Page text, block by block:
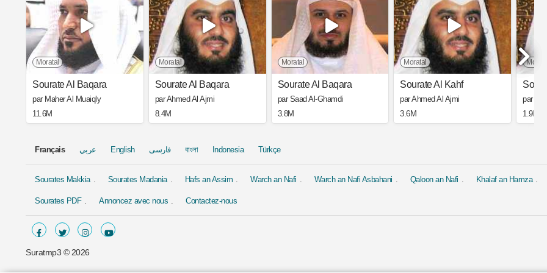
Moratal
Sourate Al Baqara
par Maher Al Muaiqly
11.6M
Moratal
Sourate Al Baqara
par Ahmed Al Ajmi
8.4M
Moratal
Sourate Al Baqara
par Saad Al-Ghamdi
3.8M
Moratal
Sourate Al Kahf
par Ahmed Al Ajmi
3.6M
Moratal
par
1.9M
Français عربي English فارسی বাংলা Indonesia Türkçe
Sourates Makkia Sourates Madania Hafs an Assim Warch an Nafi Warch an Nafi Asbahani Qaloon an Nafi Khalaf an Hamza
Sourates PDF Annoncez avec nous Contactez-nous
Suratmp3 © 2026